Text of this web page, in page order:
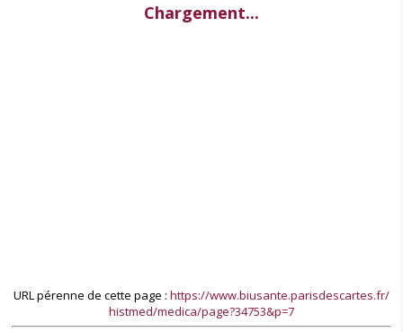
Chargement...
URL pérenne de cette page : https://www.biusante.parisdescartes.fr/
histmed/medica/page?34753&p=7